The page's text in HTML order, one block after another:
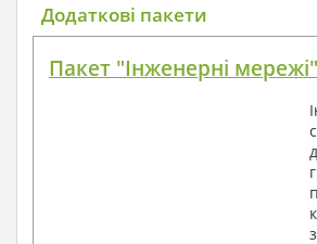
входять:
План покрівлі
Фасади з даними зовнішніх
Елементи прорізів –
Дані перемичок – перетин та
Обсяги основних будівельних
Архітектурні вузли в
Додаткові пакети
Пакет "Інженерні мережі"